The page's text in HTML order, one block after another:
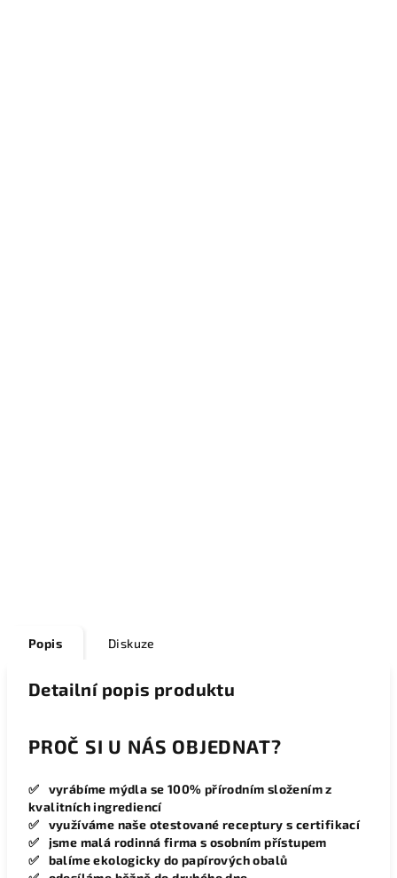
Popis Diskuze
Detailní popis produktu
PROČ SI U NÁS OBJEDNAT?
✅ vyrábíme mýdla se 100% přírodním složením z
kvalitních ingrediencí
✅ využíváme naše otestované receptury s certifikací
✅ jsme malá rodinná firma s osobním přístupem
✅ balíme ekologicky do papírových obalů